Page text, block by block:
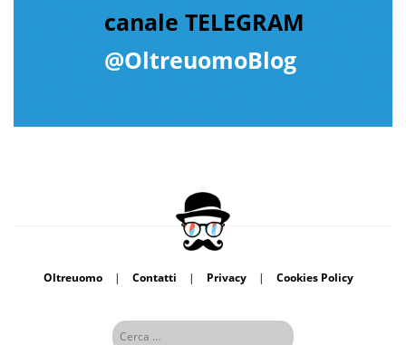
canale TELEGRAM
@OltreuomoBlog
Oltreuomo | Contatti | Privacy | Cookies Policy